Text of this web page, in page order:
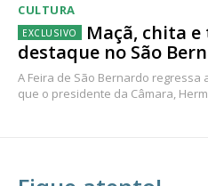
CULTURA
Maçã, chita
destaque no São
A Feira de São Bernardo regressa
que o presidente da Câmara,